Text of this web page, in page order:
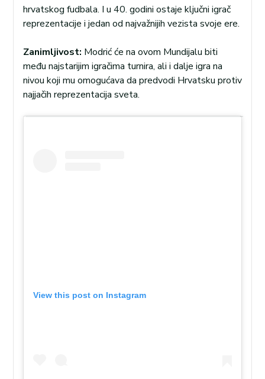
hrvatskog fudbala. I u 40. godini ostaje ključni igrač
reprezentacije i jedan od najvažnijih vezista svoje ere.
Zanimljivost: Modrić će na ovom Mundijalu biti
među najstarijim igračima turnira, ali i dalje igra na
nivou koji mu omogućava da predvodi Hrvatsku protiv
najjačih reprezentacija sveta.
View this post on Instagram